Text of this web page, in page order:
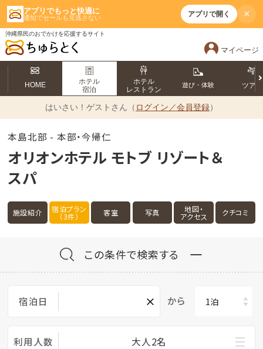
アプリでもっと快適に
通知でセールも見逃さない アプリで開く ×
沖縄県民のおでかけを応援するサイト
マイページ
HOME
ホテル
宿泊
ホテル
レストラン
遊び・体験 ツアー
はいさい！ ゲストさん（ ログイン／会員登録）
本島北部 - 本部・今帰仁
オリオンホテル モトブ リゾート＆
スパ
施設紹介 宿泊プラン
（3件） 客室 写真 地図・
アクセス クチコミ
この条件で検索する
宿泊日 × から
利用人数 大人2名